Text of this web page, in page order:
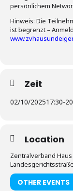
persönlichem
Hinweis: Die
ist begrenzt –
Zeit
02/10/202517:30-
Location
Zentralverband
OTHER EVENTS